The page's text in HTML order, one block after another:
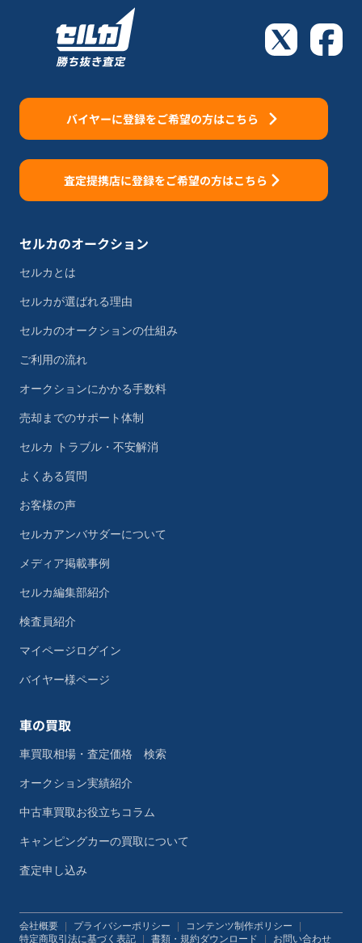
バイヤーに登録をご希望の方はこちら
査定提携店に登録をご希望の方はこちら
セルカのオークション
セルカとは
セルカが選ばれる理由
セルカのオークションの仕組み
ご利用の流れ
オークションにかかる手数料
売却までのサポート体制
セルカ トラブル・不安解消
よくある質問
お客様の声
セルカアンバサダーについて
メディア掲載事例
セルカ編集部紹介
検査員紹介
マイページログイン
バイヤー様ページ
車の買取
車買取相場・査定価格 検索
オークション実績紹介
中古車買取お役立ちコラム
キャンピングカーの買取について
査定申し込み
会社概要 プライバシーポリシー コンテンツ制作ポリシー
特定商取引法に基づく表記
書類・規約ダウンロード お問い合わせ